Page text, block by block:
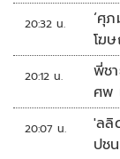
20:32 น.
‘ศุ
โฆ
20:12 น.
พี่ช
ศพ
20:07 น.
'ลลิ
ปช